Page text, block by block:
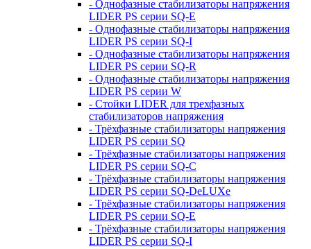
- Однофазные стабилизаторы напряжения
LIDER PS серии SQ-E
- Однофазные стабилизаторы напряжения
LIDER PS серии SQ-I
- Однофазные стабилизаторы напряжения
LIDER PS серии SQ-R
- Однофазные стабилизаторы напряжения
LIDER PS серии W
- Стойки LIDER для трехфазных
стабилизаторов напряжения
- Трёхфазные стабилизаторы напряжения
LIDER PS серии SQ
- Трёхфазные стабилизаторы напряжения
LIDER PS серии SQ-C
- Трёхфазные стабилизаторы напряжения
LIDER PS серии SQ-DeLUXe
- Трёхфазные стабилизаторы напряжения
LIDER PS серии SQ-E
- Трёхфазные стабилизаторы напряжения
LIDER PS серии SQ-I